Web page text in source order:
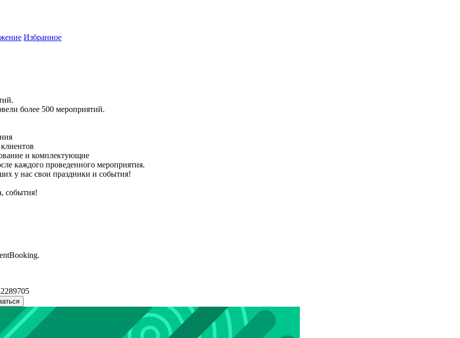
Избранное
более 500 мероприятий.
и комплектующие
каждого проведенного мероприятия.
у нас свои праздники и события!
события!